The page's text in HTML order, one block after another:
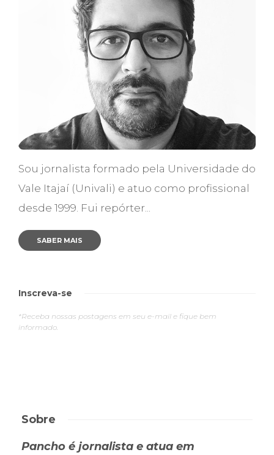
Sou jornalista formado pela Universidade do
Vale Itajaí (Univali) e atuo como profissional
desde 1999. Fui repórter...
SABER MAIS
Inscreva-se
*Receba nossas postagens em seu e-mail e fique bem
informado.
Sobre
Pancho é jornalista e atua em